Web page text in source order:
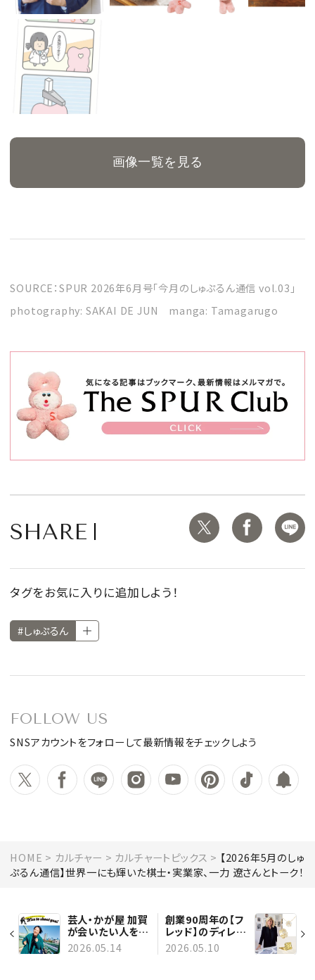
画像一覧を見る
SOURCE：SPUR 2026年6月号「今月のしゅぷるん通信 vol.03」
photography: SAKAI DE JUN manga: Tamagarugo
SHARE
タグをお気に入りに追加しよう！
#しゅぷるん
FOLLOW US
SNSアカウントをフォローして最新情報をチェックしよう
HOME カルチャー カルチャートピックス
【2026年5月のしゅ
ぷるん通信】世界一にも輝いた棋士・実業家、一力 遼さんとトーク！
芸人・かが屋 加賀
が会いたい人を撮
りに行く。第１回
西 加奈子さん
2026.05.14
創業90周年の【フ
レッド】のディレク
ターにインタビュ
ー。メゾンのDNA
2026.05.10